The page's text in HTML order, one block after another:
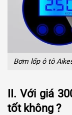
Bơm lốp ô tô
II. Với giá
tốt không ?